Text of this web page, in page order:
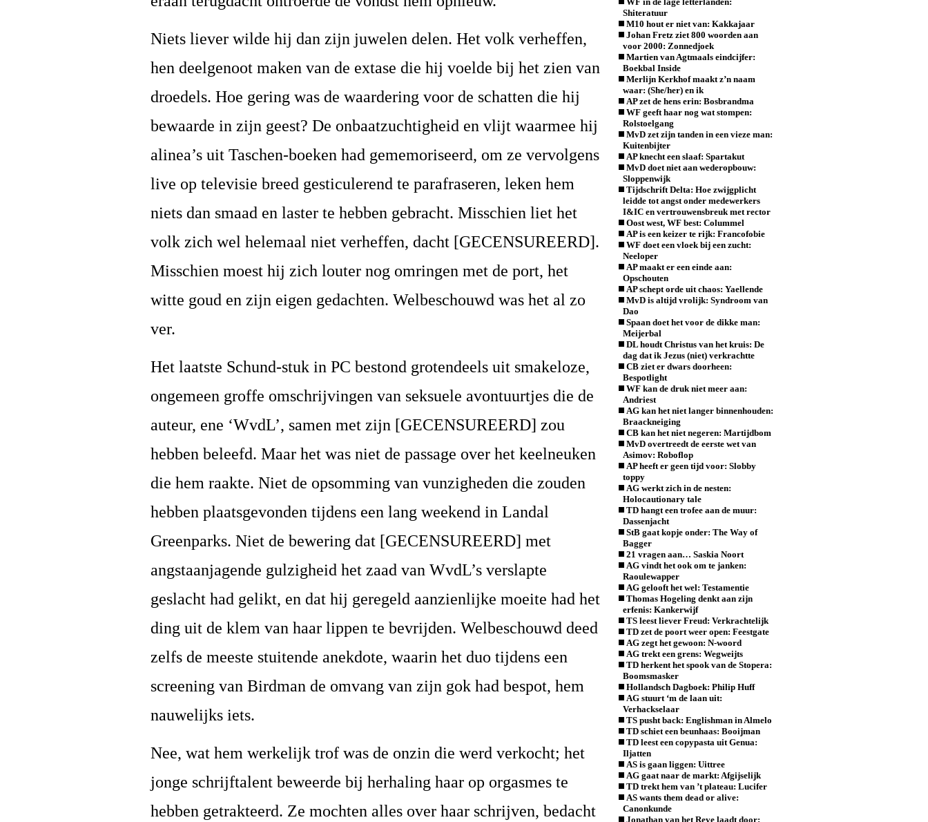
Niets liever wilde hij dan zijn juwelen delen. Het volk verheffen,
hen deelgenoot maken van de extase die hij voelde bij het zien van
droedels. Hoe gering was de waardering voor de schatten die hij
bewaarde in zijn geest? De onbaatzuchtigheid en vlijt waarmee hij
alinea’s uit Taschen-boeken had gememoriseerd, om ze vervolgens
live op televisie breed gesticulerend te parafraseren, leken hem
niets dan smaad en laster te hebben gebracht. Misschien liet het
volk zich wel helemaal niet verheffen, dacht [GECENSUREERD].
Misschien moest hij zich louter nog omringen met de port, het
witte goud en zijn eigen gedachten. Welbeschouwd was het al zo
ver.
Het laatste Schund-stuk in PC bestond grotendeels uit smakeloze,
ongemeen groffe omschrijvingen van seksuele avontuurtjes die de
auteur, ene ‘WvdL’, samen met zijn [GECENSUREERD] zou
hebben beleefd. Maar het was niet de passage over het keelneuken
die hem raakte. Niet de opsomming van vunzigheden die zouden
hebben plaatsgevonden tijdens een lang weekend in Landal
Greenparks. Niet de bewering dat [GECENSUREERD] met
angstaanjagende gulzigheid het zaad van WvdL’s verslapte
geslacht had gelikt, en dat hij geregeld aanzienlijke moeite had het
ding uit de klem van haar lippen te bevrijden. Welbeschouwd deed
zelfs de meeste stuitende anekdote, waarin het duo tijdens een
screening van Birdman de omvang van zijn gok had bespot, hem
nauwelijks iets.
Nee, wat hem werkelijk trof was de onzin die werd verkocht; het
jonge schrijftalent beweerde bij herhaling haar op orgasmes te
hebben getrakteerd. Ze mochten alles over haar schrijven, bedacht
Shiteratuur
M10 hout er niet van: Kakkajaar
Johan Fretz ziet 800 woorden aan
voor 2000: Zonnedjoek
Martien van Agtmaals eindcijfer:
Boekbal Inside
Merlijn Kerkhof maakt z’n naam
waar: (She/her) en ik
AP zet de hens erin: Bosbrandma
WF geeft haar nog wat stompen:
Rolstoelgang
MvD zet zijn tanden in een vieze man:
Kuitenbijter
AP knecht een slaaf: Spartakut
MvD doet niet aan wederopbouw:
Sloppenwijk
Tijdschrift Delta: Hoe zwijgplicht
leidde tot angst onder medewerkers
I&IC en vertrouwensbreuk met rector
Oost west, WF best: Colummel
AP is een keizer te rijk: Francofobie
WF doet een vloek bij een zucht:
Neeloper
AP maakt er een einde aan:
Opschouten
AP schept orde uit chaos: Yaellende
MvD is altijd vrolijk: Syndroom van
Dao
Spaan doet het voor de dikke man:
Meijerbal
DL houdt Christus van het kruis: De
dag dat ik Jezus (niet) verkrachtte
CB ziet er dwars doorheen:
Bespotlight
WF kan de druk niet meer aan:
Andriest
AG kan het niet langer binnenhouden:
Braackneiging
CB kan het niet negeren: Martijdbom
MvD overtreedt de eerste wet van
Asimov: Roboflop
AP heeft er geen tijd voor: Slobby
toppy
AG werkt zich in de nesten:
Holocautionary tale
TD hangt een trofee aan de muur:
Dassenjacht
StB gaat kopje onder: The Way of
Bagger
21 vragen aan… Saskia Noort
AG vindt het ook om te janken:
Raoulewapper
AG gelooft het wel: Testamentie
Thomas Hogeling denkt aan zijn
erfenis: Kankerwijf
TS leest liever Freud: Verkrachtelijk
TD zet de poort weer open: Feestgate
AG zegt het gewoon: N-woord
AG trekt een grens: Wegweijts
TD herkent het spook van de Stopera:
Boomsmasker
Hollandsch Dagboek: Philip Huff
AG stuurt ‘m de laan uit:
Verhackselaar
TS pusht back: Englishman in Almelo
TD schiet een beunhaas: Booijman
TD leest een copypasta uit Genua:
Iljatten
AS is gaan liggen: Uittree
AG gaat naar de markt: Afgijselijk
TD trekt hem van ’t plateau: Lucifer
AS wants them dead or alive:
Canonkunde
Jonathan van het Reve laadt door: